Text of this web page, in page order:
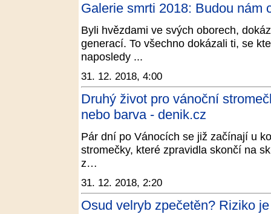
Galerie smrti 2018: Budou nám
Byli hvězdami ve svých oborech,
generací. To všechno dokázali ti, se
naposledy ...
31. 12. 2018, 4:00
Druhý život pro vánoční
nebo barva - denik.cz
Pár dní po Vánocích se již začínají u
stromečky, které zpravidla skončí na
z…
31. 12. 2018, 2:20
Osud velryb zpečetěn? Riziko